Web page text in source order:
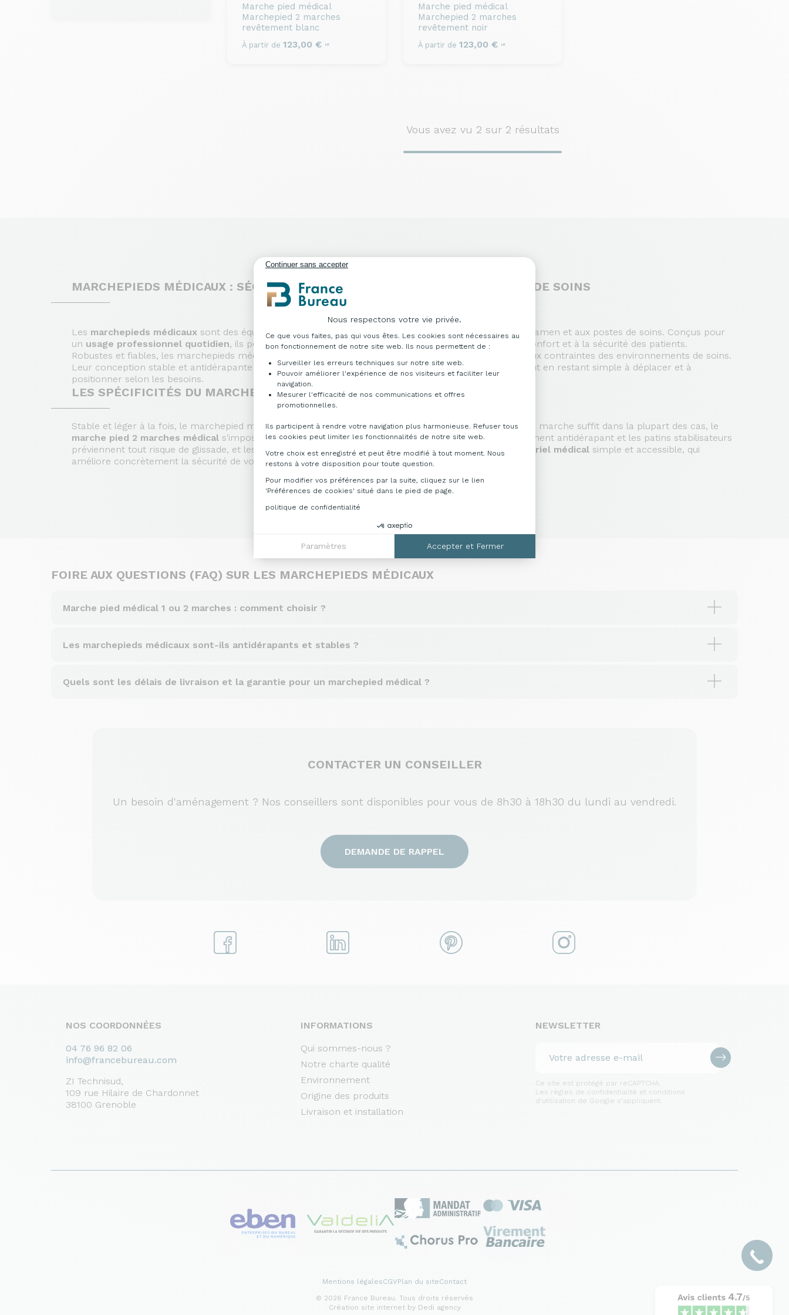
Continuer sans accepter
Nous respectons votre vie privée.
Plateforme de Gestion du Consentement : Personnalisez vos Options
Ce que vous faites, pas qui vous êtes. Les cookies sont nécessaires au
bon fonctionnement de notre site web. Ils nous permettent de :
Surveiller les erreurs techniques sur notre site web.
Pouvoir améliorer l'expérience de nos visiteurs et faciliter leur
navigation.
Mesurer l'efficacité de nos communications et offres
promotionnelles.
Ils participent à rendre votre navigation plus harmonieuse. Refuser tous
les cookies peut limiter les fonctionnalités de notre site web.
Votre choix est enregistré et peut être modifié à tout moment. Nous
restons à votre disposition pour toute question.
Pour modifier vos préférences par la suite, cliquez sur le lien
'Préférences de cookies' situé dans le pied de page.
politique de confidentialité
Paramètres Accepter et Fermer
MARCHEPIEDS MÉDICAUX : SÉCURITÉ ET ACCESSIBILITÉ POUR LES ESPACES DE SOINS
Les marchepieds médicaux sont des équipements indispensables pour sécuriser l’accès aux tables d’examen et aux postes de soins. Conçus pour
un usage professionnel quotidien, ils permettent une montée stable et progressive, contribuant au confort et à la sécurité des patients.
Robustes et fiables, les marchepieds médicaux sont fabriqués avec des matériaux résistants, adaptés aux contraintes des environnements de soins.
Leur conception stable et antidérapante limite les risques de chute et facilite l’installation du patient, tout en restant simple à déplacer et à
positionner selon les besoins.
LES SPÉCIFICITÉS DU MARCHEPIED MÉDICAL
Stable et léger à la fois, le marchepied médical se choisit selon la hauteur de votre table d'examen : une marche suffit dans la plupart des cas, le
marche pied 2 marches médical s'impose pour les tables hautes ou les fauteuils spécialisés. Le revêtement antidérapant et les patins stabilisateurs
préviennent tout risque de glissade, et les structures époxy ou inox se désinfectent facilement. Un
matériel médical simple et accessible, qui
améliore concrètement la sécurité de vos patients.
Marche pied médical
Marchepied 2 marches
revêtement blanc
À partir de 123,00 € HT
Marche pied médical
Marchepied 2 marches
revêtement noir
À partir de 123,00 € HT
Vous avez vu 2 sur 2 résultats
FOIRE AUX QUESTIONS (FAQ) SUR LES MARCHEPIEDS MÉDICAUX
Marche pied médical 1 ou 2 marches : comment choisir ?
Les marchepieds médicaux sont-ils antidérapants et stables ?
Quels sont les délais de livraison et la garantie pour un marchepied médical ?
CONTACTER UN CONSEILLER
Un besoin d'aménagement ? Nos conseillers sont disponibles pour vous de 8h30 à 18h30 du lundi au vendredi.
DEMANDE DE RAPPEL
NEWSLETTER
Ce site est protégé par reCAPTCHA.
Les règles de confidentialité et conditions
d'utilisation de Google s'appliquent.
NOS COORDONNÉES
04 76 96 82 06
info@francebureau.com
ZI Technisud,
109 rue Hilaire de Chardonnet
38100 Grenoble
INFORMATIONS
Qui sommes-nous ?
Notre charte qualité
Environnement
Origine des produits
Livraison et installation
Mentions légalesCGVPlan du siteContact
© 2026 France Bureau. Tous droits réservés
Création site internet by Dedi agency